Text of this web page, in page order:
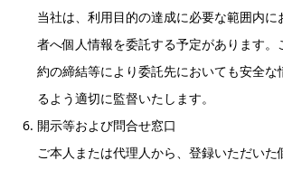
当社は、利用目的の達成に必要な範囲内に
者へ個人情報を委託する予定があります。
約の締結等により委託先においても安全な
るよう適切に監督いたします。
開示等および問合せ窓口
ご本人または代理人から、登録いただいた